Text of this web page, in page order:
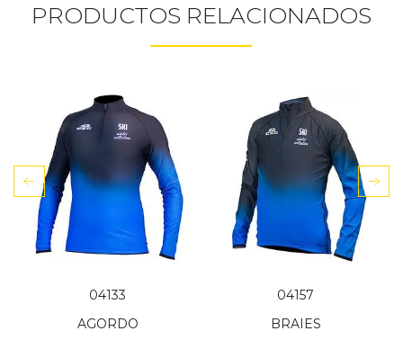
PRODUCTOS RELACIONADOS
04133
AGORDO
04157
BRAIES